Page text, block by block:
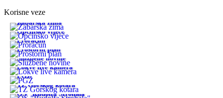
Korisne veze
Žabarska zima
Općinsko vijeće
Proračun
Prostorni plan
Službene novine
Lokve live kamera
PGŽ
TZ Gorskog kotara
OŠ "Rudolfa Strohala"